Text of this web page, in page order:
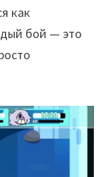
как
бой — это